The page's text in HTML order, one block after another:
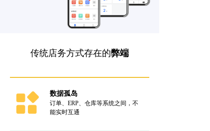
传统店务方式存在的弊端
数据孤岛
订单、ERP、仓库等系统之间，不
能实时互通